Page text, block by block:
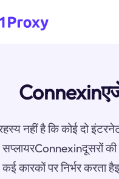
नहीं है कि कोई दो
की
कई कारकों पर निर्भर करता